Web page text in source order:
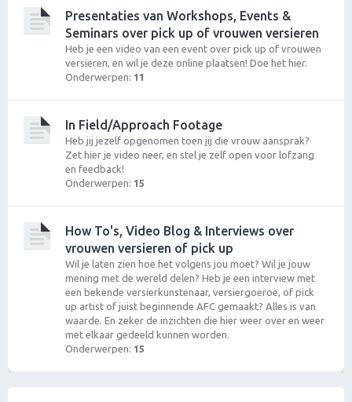
Presentaties van Workshops, Events &
Seminars over pick up of vrouwen versieren
Heb je een video van een event over pick up of vrouwen
versieren, en wil je deze online plaatsen! Doe het hier.
Onderwerpen: 11
In Field/Approach Footage
Heb jij jezelf opgenomen toen jij die vrouw aansprak?
Zet hier je video neer, en stel je zelf open voor lofzang
en feedback!
Onderwerpen: 15
How To's, Video Blog & Interviews over
vrouwen versieren of pick up
Wil je laten zien hoe het volgens jou moet? Wil je jouw
mening met de wereld delen? Heb je een interview met
een bekende versierkunstenaar, versiergoeroe, of pick
up artist of juist beginnende AFC gemaakt? Alles is van
waarde. En zeker de inzichten die hier weer over en weer
met elkaar gedeeld kunnen worden.
Onderwerpen: 15